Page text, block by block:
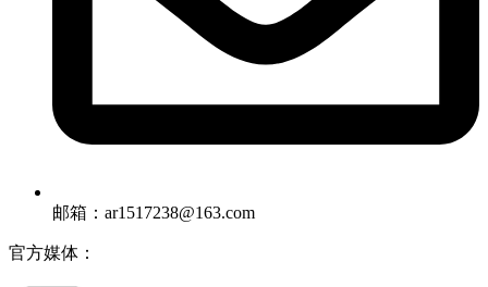
邮箱：ar1517238@163.com
官方媒体：